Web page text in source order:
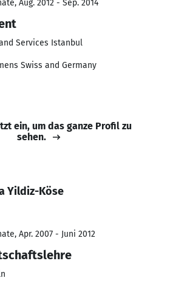
Aug. 2012 - Sep. 2014
Services Istanbul
Swiss and Germany
ein, um das ganze Profil zu
sehen.
Yildiz-Köse
Apr. 2007 - Juni 2012